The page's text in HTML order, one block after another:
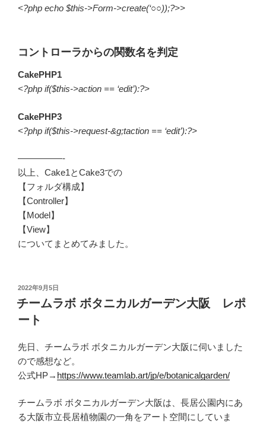
<?php echo $this->Form->create(‘○○));?>>
コントローラからの関数名を判定
CakePHP1
<?php if($this->action == ‘edit’):?>
CakePHP3
<?php if($this->request-&g;taction == ‘edit’):?>
—————-
以上、Cake1とCake3での
【フォルダ構成】
【Controller】
【Model】
【View】
についてまとめてみました。
投
稿
日:
2022年9月5日
チームラボ ボタニカルガーデン大阪 レポ
ート
先日、チームラボ ボタニカルガーデン大阪に伺いました
ので感想など。
公式HP→ https://www.teamlab.art/jp/e/botanicalgarden/
チームラボ ボタニカルガーデン大阪は、長居公園内にあ
る大阪市立長居植物園の一角をアート空間にしていま